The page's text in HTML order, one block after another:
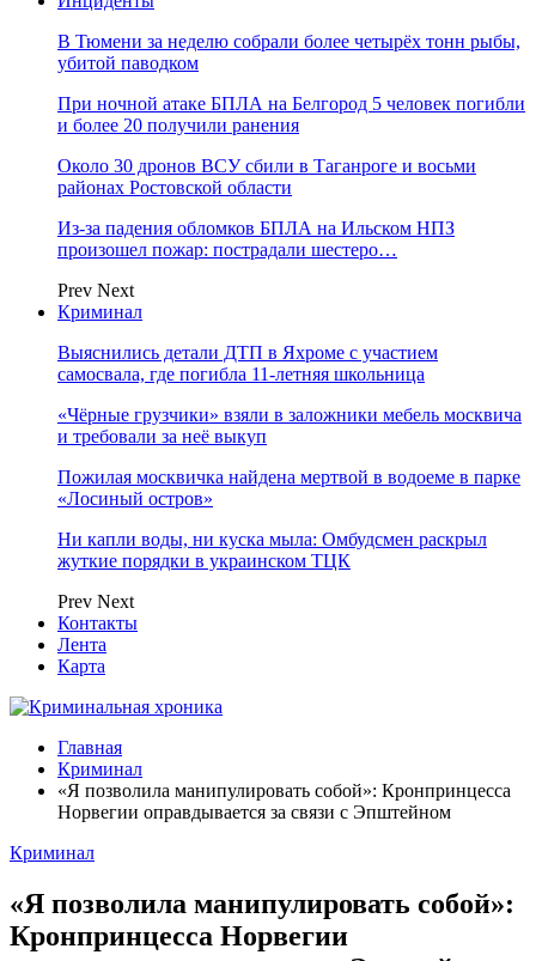
В Тюмени за неделю собрали более четырёх тонн рыбы,
убитой паводком
При ночной атаке БПЛА на Белгород 5 человек погибли
и более 20 получили ранения
Около 30 дронов ВСУ сбили в Таганроге и восьми
районах Ростовской области
Из-за падения обломков БПЛА на Ильском НПЗ
произошел пожар: пострадали шестеро…
Prev Next
Криминал
Выяснились детали ДТП в Яхроме с участием
самосвала, где погибла 11-летняя школьница
«Чёрные грузчики» взяли в заложники мебель москвича
и требовали за неё выкуп
Пожилая москвичка найдена мертвой в водоеме в парке
«Лосиный остров»
Ни капли воды, ни куска мыла: Омбудсмен раскрыл
жуткие порядки в украинском ТЦК
Prev Next
Контакты
Лента
Карта
Главная
Криминал
«Я позволила манипулировать собой»: Кронпринцесса
Норвегии оправдывается за связи с Эпштейном
Криминал
«Я позволила манипулировать собой»:
Кронпринцесса Норвегии